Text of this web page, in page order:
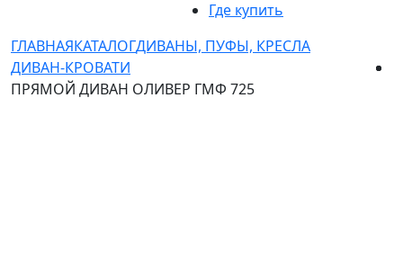
Где купить
ГЛАВНАЯКАТАЛОГДИВАНЫ, ПУФЫ, КРЕСЛА
ДИВАН-КРОВАТИ
ПРЯМОЙ ДИВАН ОЛИВЕР ГМФ 725